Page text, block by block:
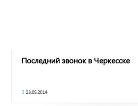
Последний звонок в Черкесске
23.05.2014